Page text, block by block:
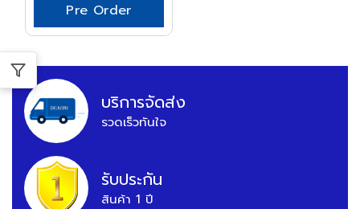
Pre Order
บริการจัดส่ง
รวดเร็วทันใจ
รับประกัน
สินค้า 1 ปี